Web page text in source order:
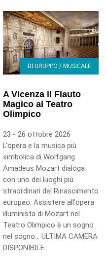
DI GRUPPO / MUSICALE
A Vicenza il Flauto
Magico al Teatro
Olimpico
23 - 26 ottobre 2026
L'opera e la musica più
simbolica di Wolfgang
Amadeus Mozart dialoga
con uno dei luoghi più
straordinari del Rinascimento
europeo. Assistere all'opera
illuminista di Mozart nel
Teatro Olimpico è un sogno
nel sogno... ULTIMA CAMERA
DISPONIBILE